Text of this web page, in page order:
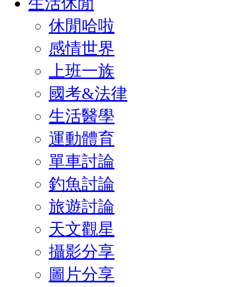
休閒哈啦
感情世界
上班一族
國考&法律
生活醫學
運動體育
單車討論
釣魚討論
旅遊討論
天文觀星
攝影分享
圖片分享